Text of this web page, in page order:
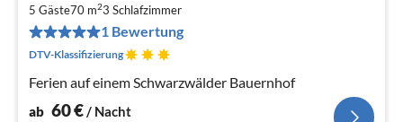
5 Gäste70 m23 Schlafzimmer
1 Bewertung
DTV-Klassifizierung
Ferien auf einem Schwarzwälder Bauernhof
ab 60€/ Nacht